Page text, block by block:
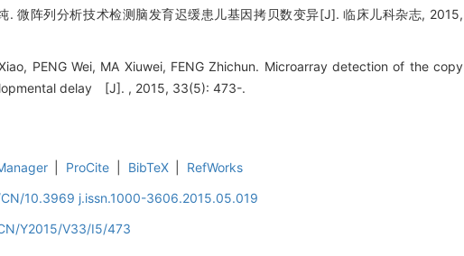
. 微阵列分析技术检测脑发育迟缓患儿基因拷贝数变异[J]. 临床儿科杂志, 2015,
PENG Wei, MA Xiuwei, FENG Zhichun. Microarray detection of the copy
delay [J]. , 2015, 33(5): 473-.
ProCite BibTeX
RefWorks
10.3969 j.issn.1000-3606.2015.05.019
Y2015/V33/I5/473